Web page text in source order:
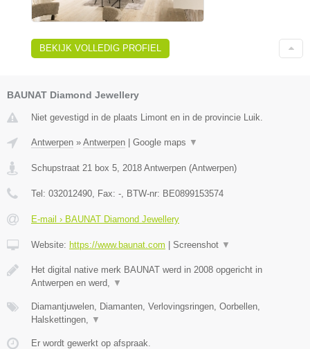
BEKIJK VOLLEDIG PROFIEL
BAUNAT Diamond Jewellery
Niet gevestigd in de plaats Limont en in de provincie Luik.
Antwerpen » Antwerpen Google maps ▼
Schupstraat 21 box 5 2018 Antwerpen (Antwerpen)
Tel: 032012490 , Fax: - , BTW-nr: BE0899153574
E-mail › BAUNAT Diamond Jewellery
Website: https://www.baunat.com Screenshot ▼
Het digital native merk BAUNAT werd in 2008 opgericht in
Antwerpen en werd,
▼
Diamantjuwelen, Diamanten, Verlovingsringen, Oorbellen,
Halskettingen,
▼
Er wordt gewerkt op afspraak.